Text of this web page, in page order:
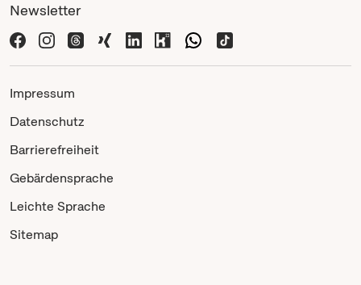
Newsletter
Impressum
Datenschutz
Barrierefreiheit
Gebärdensprache
Leichte Sprache
Sitemap